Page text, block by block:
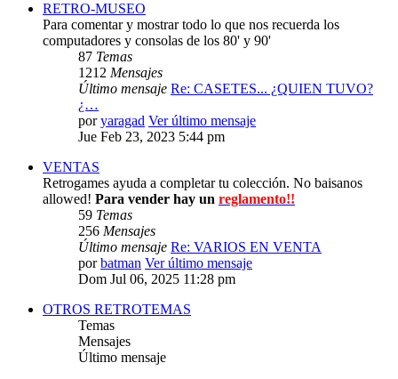
RETRO-MUSEO
Para comentar y mostrar todo lo que nos recuerda los
computadores y consolas de los 80' y 90'
87 Temas
1212 Mensajes
Último mensaje Re: CASETES... ¿QUIEN TUVO?
¿…
poryaragad Ver último mensaje
Jue Feb 23, 2023 5:44 pm
VENTAS
Retrogames ayuda a completar tu colección. No baisanos
allowed! Para vender hay un reglamento!!
59 Temas
256 Mensajes
Último mensaje Re: VARIOS EN VENTA
porbatman Ver último mensaje
Dom Jul 06, 2025 11:28 pm
OTROS RETROTEMAS
Temas
Mensajes
Último mensaje